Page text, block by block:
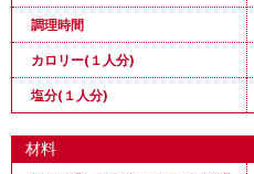
調理時間
カロリー(１人分)
塩分(１人分)
材料